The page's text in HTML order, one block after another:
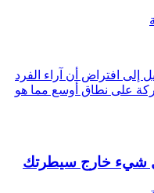
إلى افتراض أن آراء الفرد
على نطاق أوسع مما هو
شيء خارج سيطرتك